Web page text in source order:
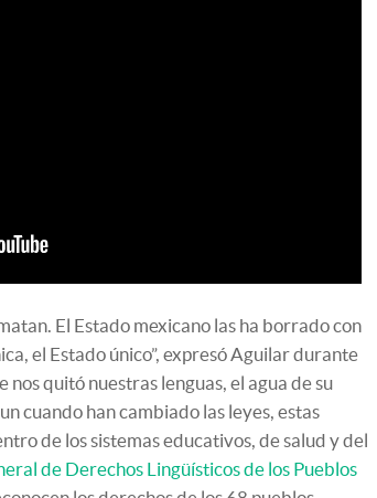
El Estado mexicano las ha borrado con
el Estado único”, expresó Aguilar durante
nos quitó nuestras lenguas, el agua de su
cuando han cambiado las leyes, estas
de los sistemas educativos, de salud y del
de Derechos Lingüísticos de los Pueblos